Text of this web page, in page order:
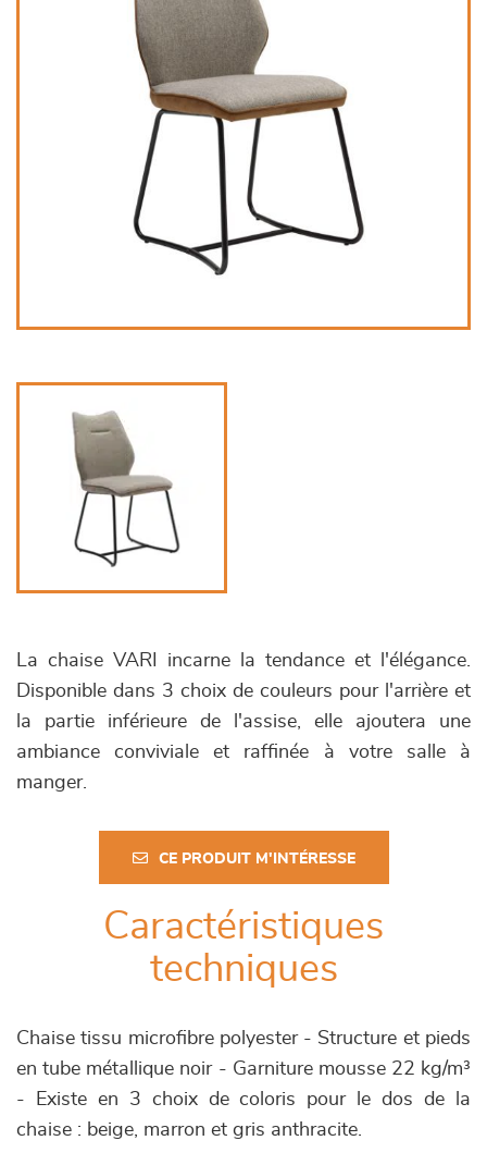
La chaise VARI incarne la tendance et l'élégance.
Disponible dans 3 choix de couleurs pour l'arrière et
la partie inférieure de l'assise, elle ajoutera une
ambiance conviviale et raffinée à votre salle à
manger.
CE PRODUIT M'INTÉRESSE
Caractéristiques
techniques
Chaise tissu microfibre polyester - Structure et pieds
en tube métallique noir - Garniture mousse 22 kg/m³
- Existe en 3 choix de coloris pour le dos de la
chaise : beige, marron et gris anthracite.